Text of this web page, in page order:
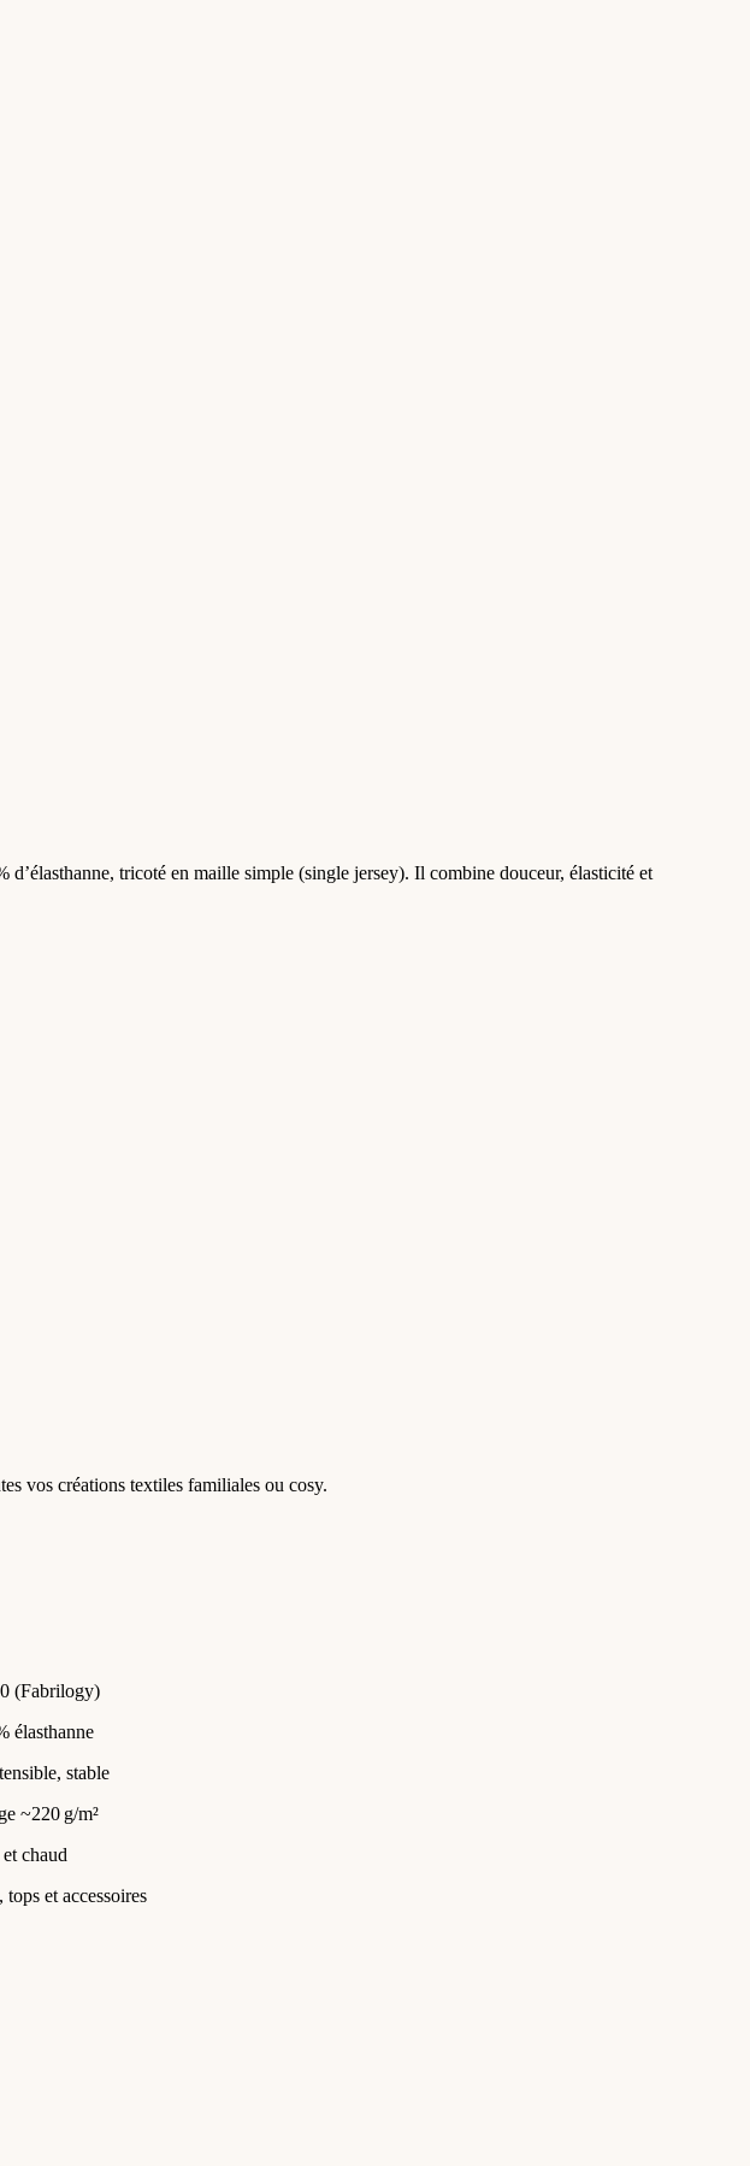
d’élasthanne, tricoté en maille simple (single jersey). Il combine douceur, élasticité et
vos créations textiles familiales ou cosy.
(Fabrilogy)
élasthanne
stable
~220 g/m²
chaud
et accessoires